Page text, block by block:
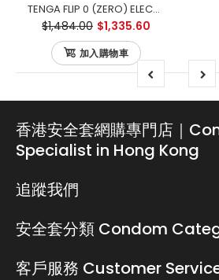
TENGA FLIP 0 (ZERO) ELECTRONIC VIBRATION BLACK 黑色電動版 優惠套裝
$1,484.00 $1,335.60
加入購物車
香港安全套網購專門店｜
Specialist in Hong Kong
追蹤我們
安全套分類 Condom
客戶服務 Customer